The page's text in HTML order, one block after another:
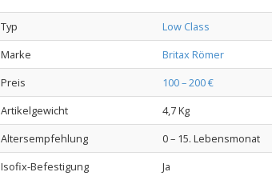
Typ
Low Class
Marke
Britax Römer
Preis
100 – 200 €
Artikelgewicht
4,7 Kg
Altersempfehlung
0 – 15. Lebensmonat
Isofix-Befestigung
Ja